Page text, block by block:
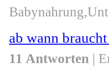
ab wann
11 Antworten |